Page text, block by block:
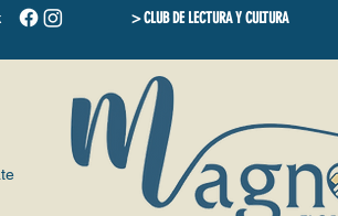
> CLUB DE LECTURA Y CULTURA